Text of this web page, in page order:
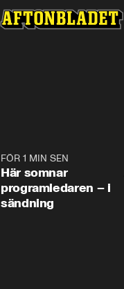
FÖR 1 MIN SEN
Här somnar
programledaren – i
sändning